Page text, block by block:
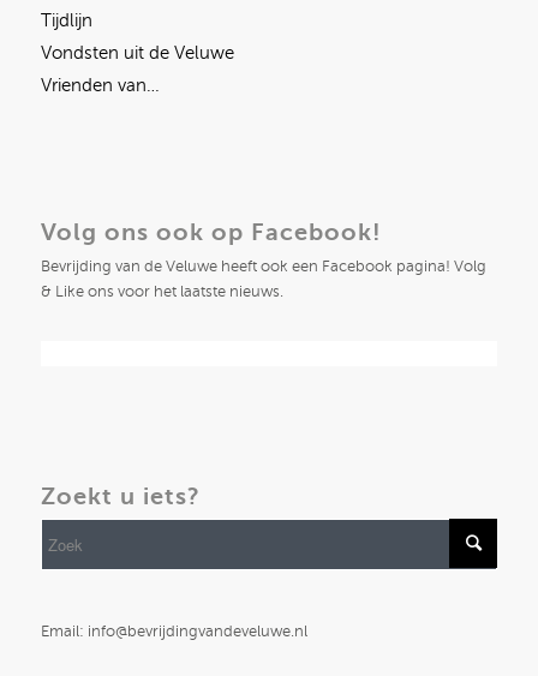
Tijdlijn
Vondsten uit de Veluwe
Vrienden van…
Volg ons ook op Facebook!
Bevrijding van de Veluwe heeft ook een Facebook pagina! Volg
& Like ons voor het laatste nieuws.
Zoekt u iets?
Email: info@bevrijdingvandeveluwe.nl